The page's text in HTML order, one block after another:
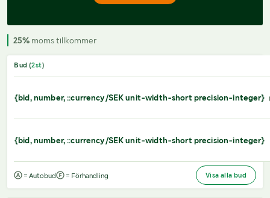
25% moms tillkommer
Bud (2st)
{bid, number, ::currency/SEK unit-width-short precision-integer}
{bid, number, ::currency/SEK unit-width-short precision-integer}
= Autobud = Förhandling Visa alla bud